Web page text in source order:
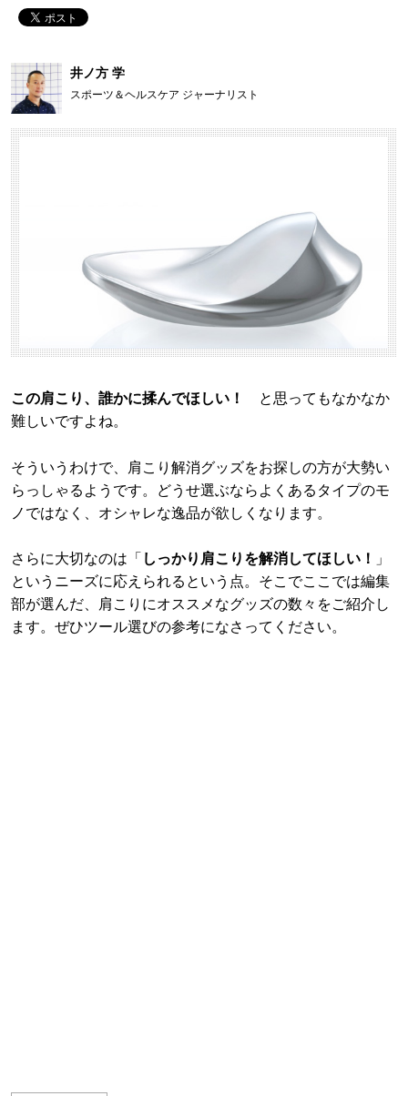
井ノ方 学
スポーツ＆ヘルスケア ジャーナリスト
この肩こり、誰かに揉んでほしい！
と思ってもなかなか
難しいですよね。
そういうわけで、肩こり解消グッズをお探しの方が大勢い
らっしゃるようです。どうせ選ぶならよくあるタイプのモ
ノではなく、オシャレな逸品が欲しくなります。
さらに大切なのは「 しっかり肩こりを解消してほしい！
」
というニーズに応えられるという点。そこでここでは編集
部が選んだ、肩こりにオススメなグッズの数々をご紹介し
ます。ぜひツール選びの参考になさってください。